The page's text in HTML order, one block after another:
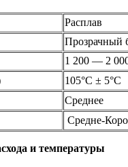
Расплав
Прозрачный
1 200 — 2
105°C ± 5°C
Среднее
Средне-
и температуры